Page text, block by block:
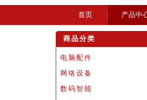
首页 产品中
商品分类
电脑配件
网络设备
数码智能